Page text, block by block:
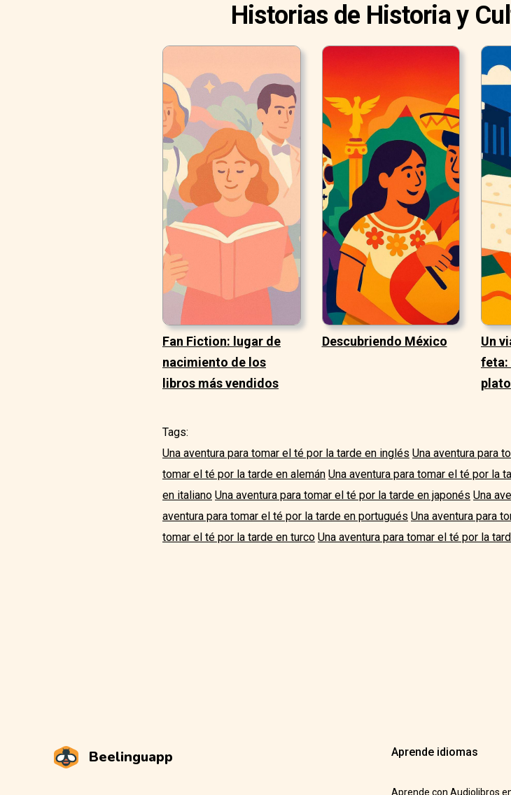
Historias de Historia y
Fan Fiction: lugar de
nacimiento de los
libros más vendidos
Descubriendo México
Un
feta:
plato
Tags:
Una aventura para tomar el té por la tarde en inglés Una aventura para
tomar el té por la tarde en alemán Una aventura para tomar el té por la
en italiano Una aventura para tomar el té por la tarde en japonés Una
aventura para tomar el té por la tarde en portugués Una aventura para
tomar el té por la tarde en turco Una aventura para tomar el té por la
Beelinguapp Aprende idiomas
Aprende con Audiolibros